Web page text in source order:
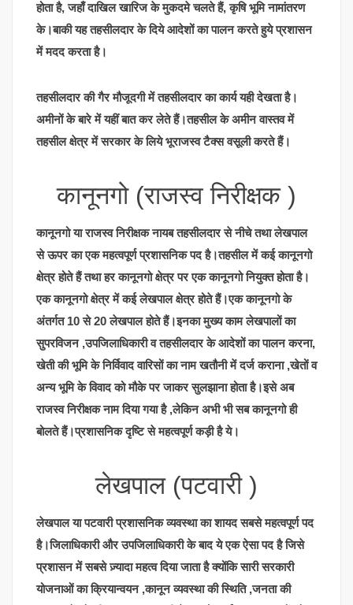
होता है, जहाँ दाखिल खारिज के मुकदमे चलते हैं, कृषि भूमि नामांतरण
के।बाकी यह तहसीलदार के दिये आदेशों का पालन करते हुये प्रशासन
में मदद करता है।
तहसीलदार की गैर मौजूदगी में तहसीलदार का कार्य यही देखता है।
अमीनों के बारे में यहीं बात कर लेते हैं।तहसील के अमीन वास्तव में
तहसील क्षेत्र में सरकार के लिये भूराजस्व टैक्स वसूली करते हैं।
कानूनगो (राजस्व निरीक्षक )
कानूनगो या राजस्व निरीक्षक नायब तहसीलदार से नीचे तथा लेखपाल
से ऊपर का एक महत्वपूर्ण प्रशासनिक पद है।तहसील में कई कानूनगो
क्षेत्र होते हैं तथा हर कानूनगो क्षेत्र पर एक कानूनगो नियुक्त होता है।
एक कानूनगो क्षेत्र में कई लेखपाल क्षेत्र होते हैं।एक कानूनगो के
अंतर्गत 10 से 20 लेखपाल होते हैं।इनका मुख्य काम लेखपालों का
सुपरविजन ,उपजिलाधिकारी व तहसीलदार के आदेशों का पालन करना,
खेती की भूमि के निर्विवाद वारिसों का नाम खतौनी में दर्ज कराना ,खेतों व
अन्य भूमि के विवाद को मौके पर जाकर सुलझाना होता है।इसे अब
राजस्व निरीक्षक नाम दिया गया है ,लेकिन अभी भी सब कानूनगो ही
बोलते हैं।प्रशासनिक दृष्टि से महत्वपूर्ण कड़ी है ये।
लेखपाल (पटवारी )
लेखपाल या पटवारी प्रशासनिक व्यवस्था का शायद सबसे महत्वपूर्ण पद
है।जिलाधिकारी और उपजिलाधिकारी के बाद ये एक ऐसा पद है जिसे
प्रशासन में सबसे ज़्यादा महत्व दिया जाता है क्योंकि सारी सरकारी
योजनाओं का क्रियान्वयन ,कानून व्यवस्था की स्थिति ,जनता की